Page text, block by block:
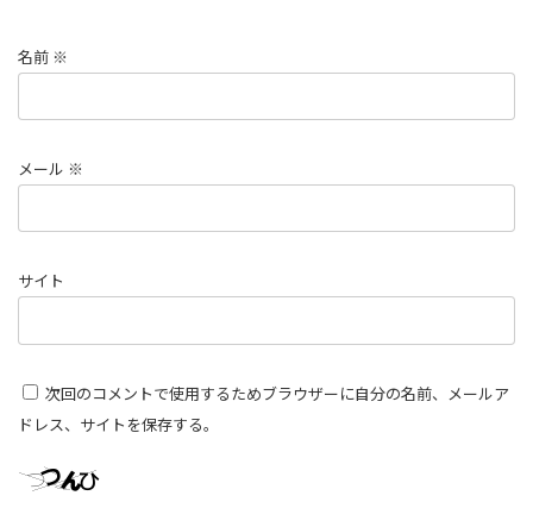
名前 ※
メール ※
サイト
次回のコメントで使用するためブラウザーに自分の名前、メールア
ドレス、サイトを保存する。